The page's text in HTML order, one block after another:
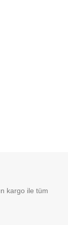
kargo ile tüm